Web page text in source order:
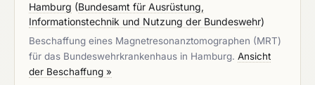
Hamburg (Bundesamt für Ausrüstung,
Informationstechnik und Nutzung der Bundeswehr)
Beschaffung eines Magnetresonanztomographen (MRT)
für das Bundeswehrkrankenhaus in Hamburg. Ansicht
der Beschaffung »